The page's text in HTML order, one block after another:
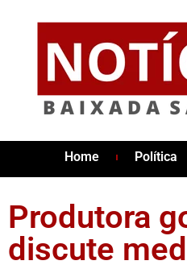
Home Política
Produtora
discute